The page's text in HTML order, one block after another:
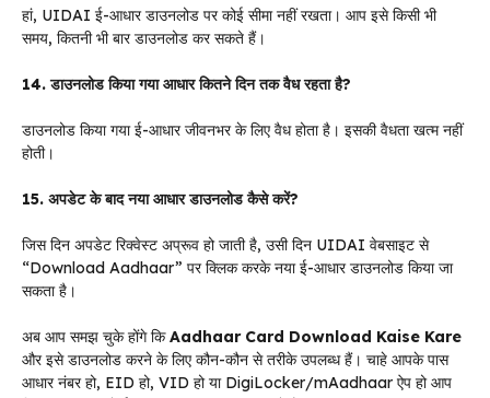
हां, UIDAI ई-आधार डाउनलोड पर कोई सीमा नहीं रखता। आप इसे किसी भी
समय, कितनी भी बार डाउनलोड कर सकते हैं।
14. डाउनलोड किया गया आधार कितने दिन तक वैध रहता है?
डाउनलोड किया गया ई-आधार जीवनभर के लिए वैध होता है। इसकी वैधता खत्म नहीं
होती।
15. अपडेट के बाद नया आधार डाउनलोड कैसे करें?
जिस दिन अपडेट रिक्वेस्ट अप्रूव हो जाती है, उसी दिन UIDAI वेबसाइट से
“Download Aadhaar” पर क्लिक करके नया ई-आधार डाउनलोड किया जा
सकता है।
अब आप समझ चुके होंगे किAadhaar Card Download Kaise Kare
और इसे डाउनलोड करने के लिए कौन-कौन से तरीके उपलब्ध हैं। चाहे आपके पास
आधार नंबर हो, EID हो, VID हो या DigiLocker/mAadhaar ऐप हो आप